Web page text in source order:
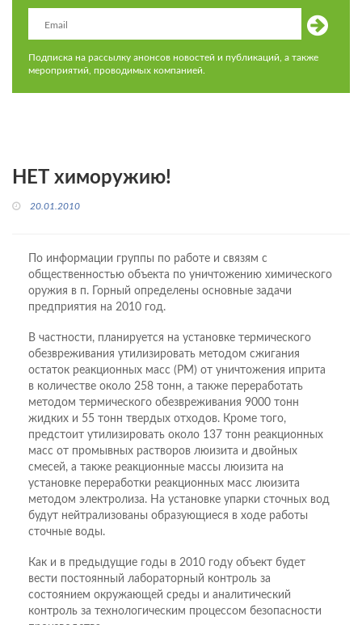
Подписка на рассылку анонсов новостей и публикаций, а также
мероприятий, проводимых компанией.
НЕТ химоружию!
20.01.2010
По информации группы по работе и связям с
общественностью объекта по уничтожению химического
оружия в п. Горный определены основные задачи
предприятия на 2010 год.
В частности, планируется на установке термического
обезвреживания утилизировать методом сжигания
остаток реакционных масс (РМ) от уничтожения иприта
в количестве около 258 тонн, а также переработать
методом термического обезвреживания 9000 тонн
жидких и 55 тонн твердых отходов. Кроме того,
предстоит утилизировать около 137 тонн реакционных
масс от промывных растворов люизита и двойных
смесей, а также реакционные массы люизита на
установке переработки реакционных масс люизита
методом электролиза. На установке упарки сточных вод
будут нейтрализованы образующиеся в ходе работы
сточные воды.
Как и в предыдущие годы в 2010 году объект будет
вести постоянный лабораторный контроль за
состоянием окружающей среды и аналитический
контроль за технологическим процессом безопасности